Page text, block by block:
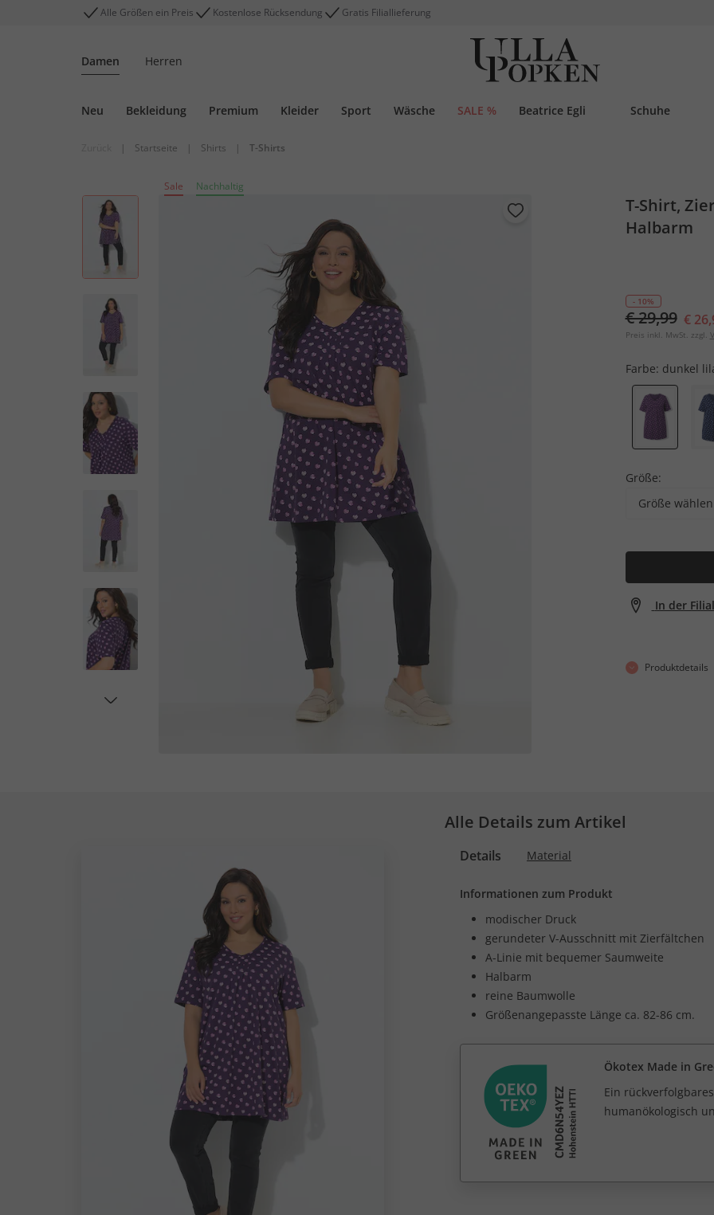
Alle Größen ein Preis Kostenlose Rücksendung Gratis Filiallieferung
Damen Herren
Neu Bekleidung Premium Kleider Sport Wäsche SALE % Beatrice Egli Schuhe
| Startseite | Shirts | T-Shirts
Sale Nachhaltig
T-Shirt,
Halbarm
- 10%
€ 29,99 €
Preis inkl. MwSt. zzgl.
Farbe: dunkel
Größe:
Größe wählen
In der
Produktdetails
Alle Details zum Artikel
Details Material
Informationen zum Produkt
modischer Druck
gerundeter V-Ausschnitt mit Zierfältchen
A-Linie mit bequemer Saumweite
Halbarm
reine Baumwolle
Größenangepasste Länge ca. 82-86 cm.
Ökotex Made in
Ein
humanökologisch